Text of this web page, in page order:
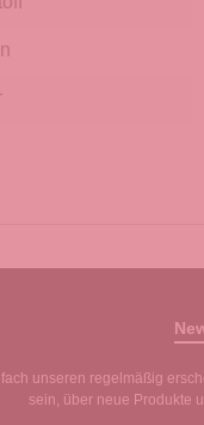
unseren regelmäßig
sein, über neue Produkte